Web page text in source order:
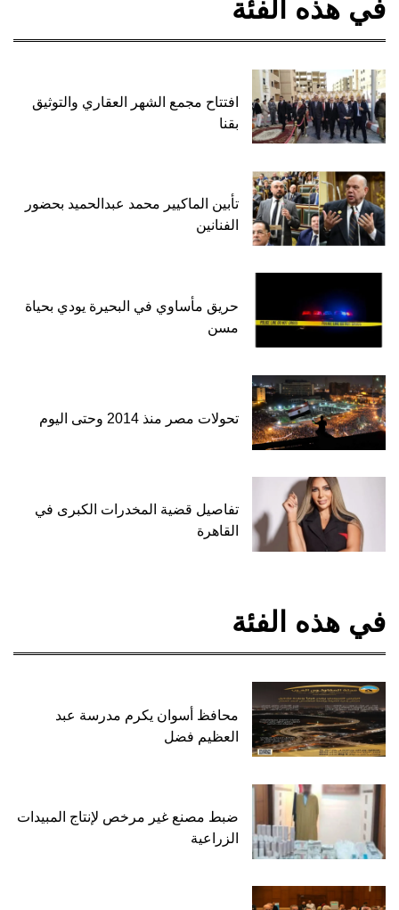
في هذه الفئة
افتتاح مجمع الشهر العقاري والتوثيق
بقنا
تأبين الماكيير محمد عبدالحميد بحضور
الفنانين
حريق مأساوي في البحيرة يودي بحياة
مسن
تحولات مصر منذ 2014 وحتى اليوم
تفاصيل قضية المخدرات الكبرى في
القاهرة
في هذه الفئة
محافظ أسوان يكرم مدرسة عبد
العظيم فضل
ضبط مصنع غير مرخص لإنتاج المبيدات
الزراعية